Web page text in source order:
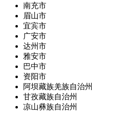
南充市
眉山市
宜宾市
广安市
达州市
雅安市
巴中市
资阳市
阿坝藏族羌族自治州
甘孜藏族自治州
凉山彝族自治州